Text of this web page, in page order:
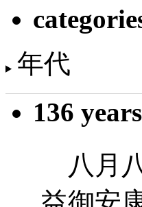
年代
136
八月